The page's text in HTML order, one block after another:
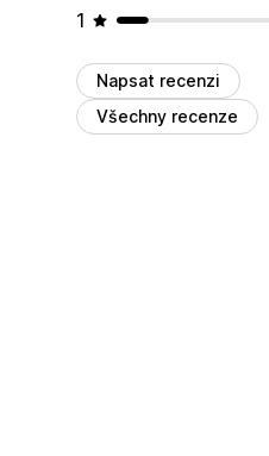
1
Napsat recenzi
Všechny recenze